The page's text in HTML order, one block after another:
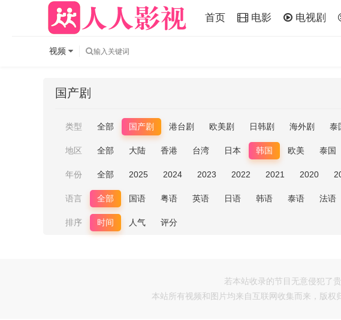
首页 电影 电视剧
视频
国产剧
类型 全部 国产剧 港台剧 欧美剧 日韩剧 海外剧 泰
地区 全部 大陆 香港 台湾 日本 韩国 欧美 泰国
年份 全部 2025 2024 2023 2022 2021 2020
语言 全部 国语 粤语 英语 日语 韩语 泰语 法语
排序 时间 人气 评分
若本站收录的节目无意侵犯了
本站所有视频和图片均来自互联网收集而来，版